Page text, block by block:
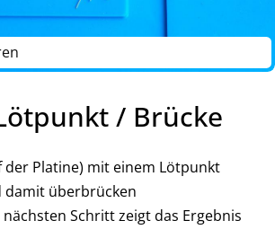
/ Brücke
der Platine) mit einem Lötpunkt
damit überbrücken
Schritt zeigt das Ergebnis